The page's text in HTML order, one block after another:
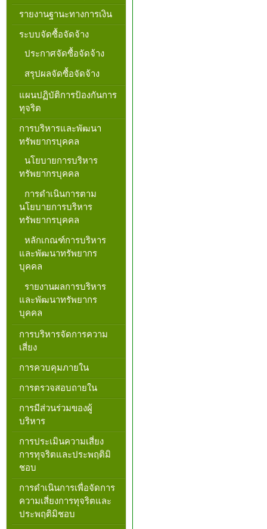
รายงานฐานะทางการเงิน
ระบบจัดซื้อจัดจ้าง
ประกาศจัดซื้อจัดจ้าง
สรุปผลจัดซื้อจัดจ้าง
แผนปฏิบัติการป้องกันการ
ทุจริต
การบริหารและพัฒนา
ทรัพยากรบุคคล
นโยบายการบริหาร
ทรัพยากรบุคคล
การดำเนินการตาม
นโยบายการบริหาร
ทรัพยากรบุคคล
หลักเกณฑ์การบริหาร
และพัฒนาทรัพยากร
บุคคล
รายงานผลการบริหาร
และพัฒนาทรัพยากร
บุคคล
การบริหารจัดการความ
เสี่ยง
การควบคุมภายใน
การตรวจสอบถายใน
การมีส่วนร่วมของผู้
บริหาร
การประเมินความเสี่ยง
การทุจริตและประพฤติมิ
ชอบ
การดำเนินการเพื่อจัดการ
ความเสี่ยงการทุจริตและ
ประพฤติมิชอบ